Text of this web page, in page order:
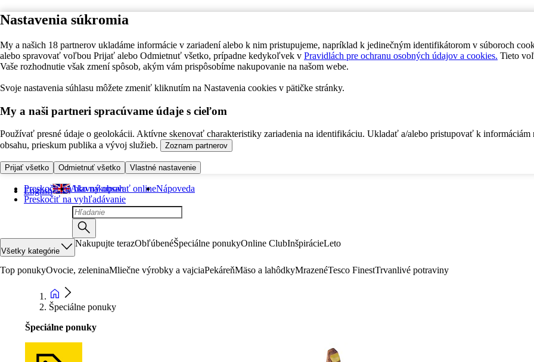
Nastavenia súkromia
My a našich 18 partnerov ukladáme informácie v zariadení alebo k nim pristupujeme, napríklad k jedinečným identifikátorom v súboroch
alebo spravovať voľbou Prijať alebo Odmietnuť všetko, prípadne kedykoľvek v Pravidlách pre ochranu osobných údajov a cookies. Tieto
Vaše rozhodnutie však zmení spôsob, akým vám prispôsobíme nakupovanie na našom webe.
Svoje nastavenia súhlasu môžete zmeniť kliknutím na Nastavenia cookies v pätičke stránky.
My a naši partneri spracúvame údaje s cieľom
Používať presné údaje o geolokácii. Aktívne skenovať charakteristiky zariadenia na identifikáciu. Ukladať a/alebo pristupovať k informáciám
obsahu, prieskum publika a vývoj služieb.
Zoznam partnerov
Prijať všetko Odmietnuť všetko Vlastné nastavenie
Preskočiť na hlavný obsah
Preskočiť na vyhľadávanie
English Ako nakupovať onlineNápoveda
Všetky kategórie
Nakupujte terazObľúbenéŠpeciálne ponukyOnline ClubInšpirácieLeto
Top ponukyOvocie, zeleninaMliečne výrobky a vajciaPekáreňMäso a lahôdkyMrazenéTesco FinestTrvanlivé potraviny
Špeciálne ponuky
Špeciálne ponuky